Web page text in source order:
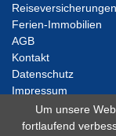
Um unsere
fortlaufend
Reiseversicherungen
Ferien-Immobilien
AGB
Kontakt
Datenschutz
Impressum